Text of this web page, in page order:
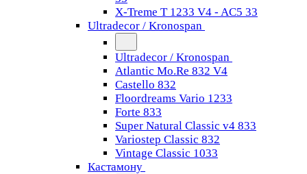
X-Treme T 1233 V4 - AC5 33
Ultradecor / Kronospan
Ultradecor / Kronospan
Atlantic Mo.Re 832 V4
Castello 832
Floordreams Vario 1233
Forte 833
Super Natural Classic v4 833
Variostep Classic 832
Vintage Classic 1033
Кастамону